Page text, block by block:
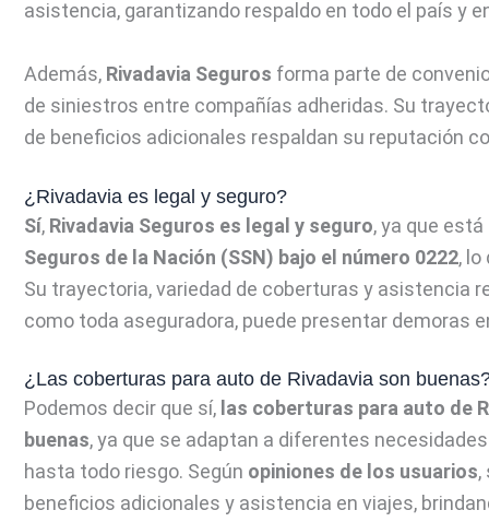
asistencia, garantizando respaldo en todo el país y
Además, Rivadavia Seguros forma parte de
de siniestros entre compañías adheridas. Su
de beneficios adicionales respaldan su reputación
¿Rivadavia es legal y seguro?
Sí, Rivadavia Seguros es legal y seguro, ya que
Seguros de la Nación (SSN) bajo el número 0222,
Su trayectoria, variedad de coberturas y asistencia
como toda aseguradora, puede presentar demoras
¿Las coberturas para auto de Rivadavia son
Podemos decir que sí, las coberturas para auto de
buenas, ya que se adaptan a diferentes
hasta todo riesgo. Según opiniones de los usuarios,
beneficios adicionales y asistencia en viajes,